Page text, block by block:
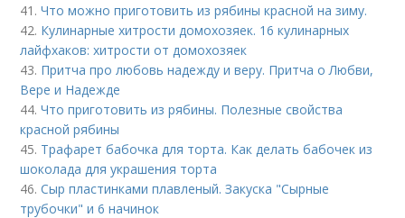
41.Что можно приготовить из рябины красной на зиму.
42. Кулинарные хитрости домохозяек. 16 кулинарных
лайфхаков: хитрости от домохозяек
43. Притча про любовь надежду и веру. Притча о Любви,
Вере и Надежде
44.Что приготовить из рябины. Полезные свойства
красной рябины
45. Трафарет бабочка для торта. Как делать бабочек из
шоколада для украшения торта
46.Сыр пластинками плавленый. Закуска "Сырные
трубочки" и 6 начинок